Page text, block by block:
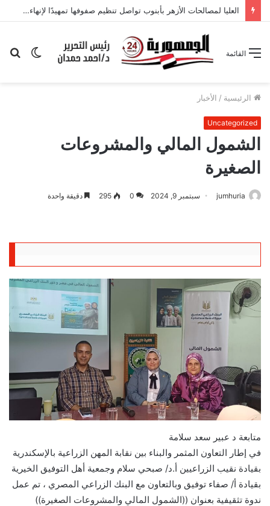
العليا لمصالحات الأزهر بأبنوب تواصل تنظيم صفوفها تمهيدًا لإنهاء الخصـ.ـومات الثـ.ـأرية وإطلاق مبادرة “أبنوب بلا خصـ.ـومات ثـ.ـأرية
الوضع
القائمة
الرئيسية / الأخبار
Uncategorized
الشمول المالي والمشروعات
الصغيرة
jumhuria سبتمبر 9, 2024 0
295 دقيقة واحدة
متابعة د عبير سعد سلامة
في إطار التعاون المثمر والبناء بين نقابة المهن الزراعية بالإسكندرية
بقيادة نقيب الزراعيين أ.د/ صبحي سلام وجمعية أهل التوفيق الخيرية
بقيادة أ/ صفاء توفيق وبالتعاون مع البنك الزراعي المصري ، تم عمل
ندوة تثقيفية بعنوان ((الشمول المالي والمشروعات الصغيرة))